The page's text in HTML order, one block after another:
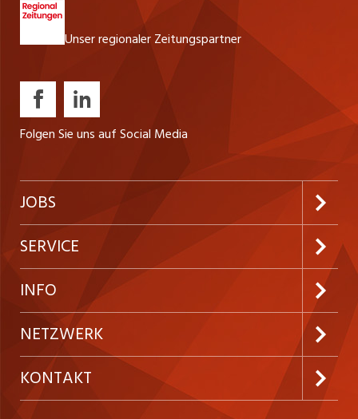
Unser regionaler Zeitungspartner
Folgen Sie uns auf Social Media
JOBS
Jobabo abonnieren
Neue Stellen
Festanstellungen
Temporäre Jobs
SERVICE
Kundenlogin
Inserieren
Firmen
Personalvermittler
INFO
Preise und Leistungen
AGB
Datenschutzerklärung
NETZWERK
ostjob.ch
KONTAKT